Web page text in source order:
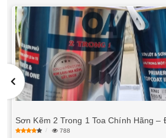
Sơn Kẽm 2 Trong 1 Toa Chính Hãng –
788